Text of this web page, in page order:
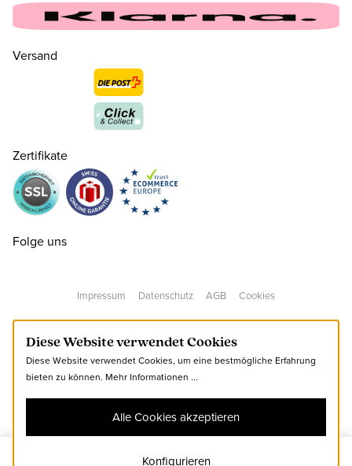
CHF 180.00
42 CHF 180.00
43 CHF 180.00
nur noch wenige verfügbar
Versand
Zertifikate
Folge uns
Impressum Datenschutz AGB Cookies
Diese Website verwendet Cookies
Diese Website verwendet Cookies, um eine bestmögliche Erfahrung
bieten zu können. Mehr Informationen ...
Konfigurieren
Alle Cookies akzeptieren